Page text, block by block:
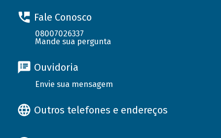
Fale Conosco
08007026337
Mande sua pergunta
Ouvidoria
Envie sua mensagem
Outros telefones e endereços